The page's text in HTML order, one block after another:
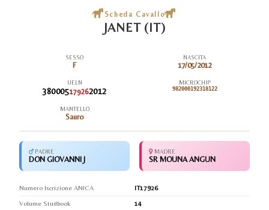
Scheda Cavallo
JANET (IT)
SESSO
F
NASCITA
17/05/2012
UELN
380005179262012
MICROCHIP
982000192318122
MANTELLO
Sauro
PADRE
DON GIOVANNI J
MADRE
SR MOUNA ANGUN
Numero Iscrizione ANICA
IT17926
Volume Studbook
14